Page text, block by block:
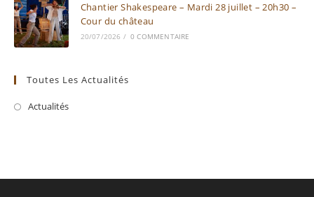
Chantier Shakespeare – Mardi 28 juillet – 20h30 –
Cour du château
20/07/2026 / 0 COMMENTAIRE
Toutes Les Actualités
Actualités